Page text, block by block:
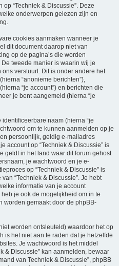
“Techniek & Discussie”. Deze
onderwerpen gelezen zijn en
cookies aanmaken wanneer je
dit document daarop niet van
op de pagina’s die worden
tweede manier is waarin wij je
verstuurt. Dit is onder andere het
“anonieme berichten”),
“je account”) en berichten die
je bent aangemeld (hierna “je
naam (hierna “je
om te kunnen aanmelden op je
persoonlijk, geldig e-mailadres
account op “Techniek & Discussie” is
geldt in het land waar dit forum gehost
je wachtwoord en je e-
op “Techniek & Discussie” is
“Techniek & Discussie”. Je hebt
informatie van je account
je ook de mogelijkheid om in te
worden gemaakt door de phpBB-
worden ontsleuteld) waardoor het op
is het niet aan te raden dat je hetzelfde
Je wachtwoord is het middel
& Discussie” kan aanmelden, bewaar
van Techniek & Discussie”, phpBB